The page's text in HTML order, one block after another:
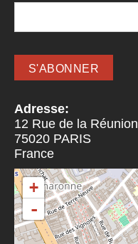
Adresse:
12 Rue de la Réunion
75020 PARIS
France
+
-